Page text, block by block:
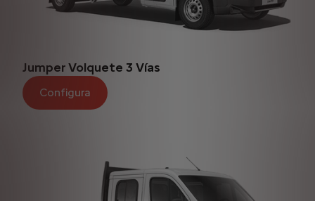
Jumper Volquete 3 Vías
Configura